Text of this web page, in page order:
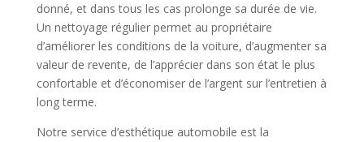
donné, et dans tous les cas prolonge sa durée de vie.
Un nettoyage régulier permet au propriétaire
d’améliorer les conditions de la voiture, d’augmenter sa
valeur de revente, de l’apprécier dans son état le plus
confortable et d’économiser de l’argent sur l’entretien à
long terme.
Notre service d’esthétique automobile est la